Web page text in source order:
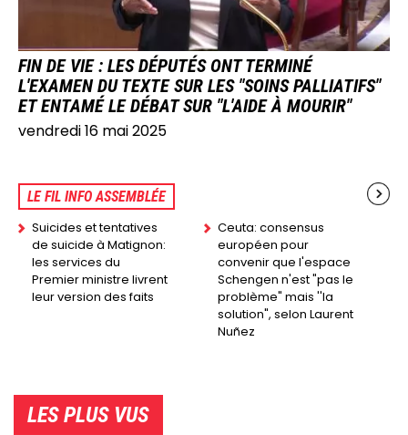
FIN DE VIE : LES DÉPUTÉS ONT TERMINÉ
L'EXAMEN DU TEXTE SUR LES "SOINS PALLIATIFS"
ET ENTAMÉ LE DÉBAT SUR "L'AIDE À MOURIR"
vendredi 16 mai 2025
LE FIL INFO ASSEMBLÉE
Suicides et tentatives
de suicide à Matignon:
les services du
Premier ministre livrent
leur version des faits
Ceuta: consensus
européen pour
convenir que l'espace
Schengen n'est "pas le
problème" mais ''la
solution", selon Laurent
Nuñez
LES PLUS VUS